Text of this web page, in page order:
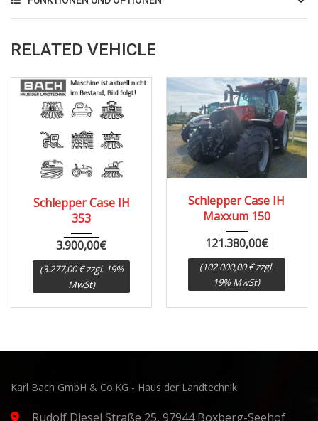
RELATED VEHICLE
Schlepper Case IH
353
3.900,00€
(3.277,00 € zzgl. 19%
MwSt)
Schlepper Case IH
Maxxum 150
121.380,00€
(102.000,00 € zzgl.
19% MwSt)
Karl Bach GmbH & Co.KG - Haus der Landtechnik
Rudolf Diesel Straße 25, 97944 Boxberg-Seehof